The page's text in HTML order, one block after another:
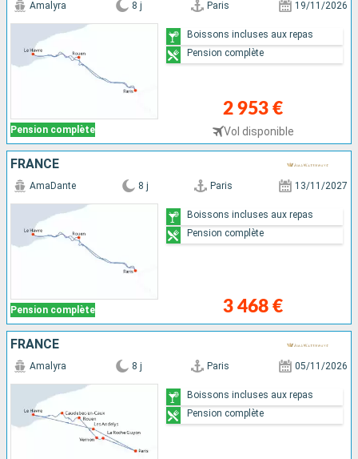
Pension complète
Amalyra 8 j Paris 19/11/2026
2 953 €
Vol disponible
Boissons incluses aux repas
Pension complète
FRANCE
Pension complète
AmaDante 8 j Paris 13/11/2027
3 468 €
Boissons incluses aux repas
Pension complète
FRANCE
Amalyra 8 j Paris 05/11/2026
Boissons incluses aux repas
Pension complète